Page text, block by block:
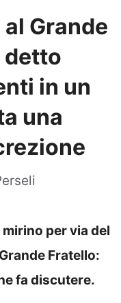
Grande
detto
in un
una
per via del
Fratello:
fa discutere.